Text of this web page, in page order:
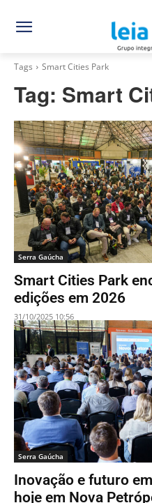
Tags Smart Cities Park
Tag: Smart
Serra Gaúcha
Smart Cities Park
edições em 2026
31/10/2025 10:56
Serra Gaúcha
Inovação e futuro
hoje em Nova